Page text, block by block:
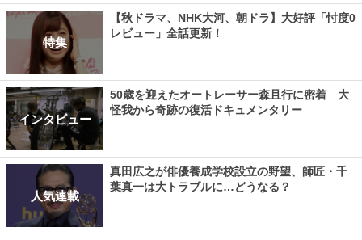
特集
【秋ドラマ、NHK大河、朝ドラ】大好評「忖度0
レビュー」全話更新！
インタビュー
50歳を迎えたオートレーサー森且行に密着 大
怪我から奇跡の復活ドキュメンタリー
人気連載
真田広之が俳優養成学校設立の野望、師匠・千
葉真一は大トラブルに…どうなる？